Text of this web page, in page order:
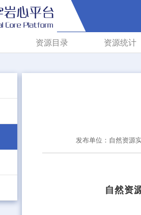
资源目录 资源统计
发布单位：自然资源
自然资